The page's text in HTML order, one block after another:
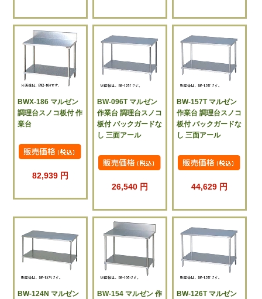
BWX-186 マルゼン
調理台スノコ板付 作
業台
82,939 円
BW-096T マルゼン
作業台 調理台スノコ
板付 バックガードな
し 三面アール
26,540 円
BW-157T マルゼン
作業台 調理台スノコ
板付 バックガードな
し 三面アール
44,629 円
BW-124N マルゼン
BW-154 マルゼン 作
BW-126T マルゼン